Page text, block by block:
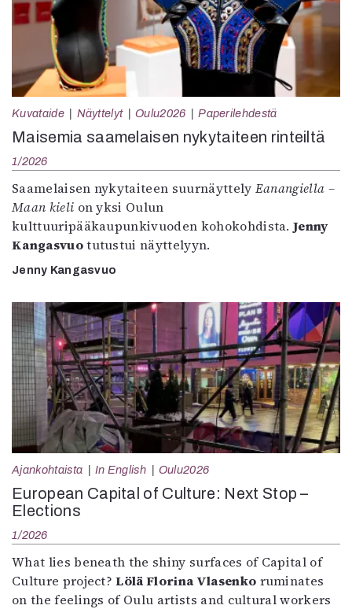
Kuvataide Näyttelyt Oulu2026 Paperilehdestä
Maisemia saamelaisen nykytaiteen rinteiltä
1/2026
Saamelaisen nykytaiteen suurnäyttely Eanangiella –
Maan kieli on yksi Oulun
kulttuuripääkaupunkivuoden kohokohdista.Jenny
Kangasvuotutustui näyttelyyn.
Jenny Kangasvuo
Ajankohtaista In English Oulu2026
European Capital of Culture: Next Stop –
Elections
1/2026
What lies beneath the shiny surfaces of Capital of
Culture project?Lölä Florina Vlasenko ruminates
on the feelings of Oulu artists and cultural workers